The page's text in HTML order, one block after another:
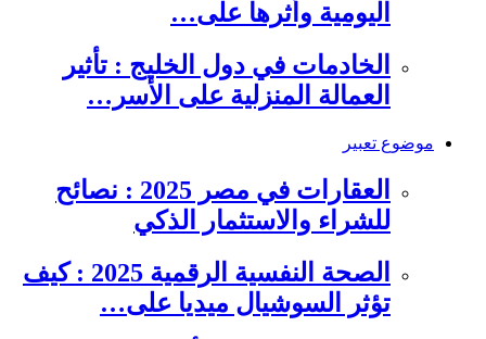
اليومية وأثرها على…
الخادمات في دول الخليج : تأثير
العمالة المنزلية على الأسر…
موضوع تعبير
العقارات في مصر 2025 : نصائح
للشراء والاستثمار الذكي
الصحة النفسية الرقمية 2025 : كيف
تؤثر السوشيال ميديا على…